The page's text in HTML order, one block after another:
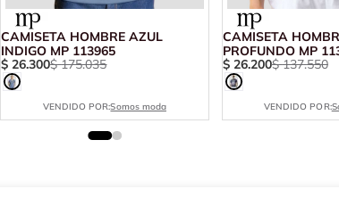
CAMISETA HOMBRE AZUL
INDIGO MP 113965
$ 26.300$ 175.035
VENDIDO POR:Somos moda
CAMISETA
PROFUNDO MP
$ 26.200$ 137.550
VENDIDO POR: